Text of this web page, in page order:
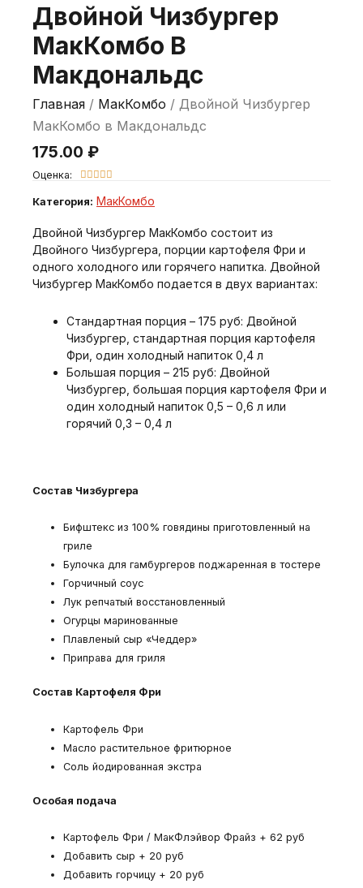
Двойной Чизбургер
МакКомбо В
Макдональдс
Главная / МакКомбо / Двойной Чизбургер
МакКомбо в Макдональдс
175.00 ₽
Оценка: 
Категория: МакКомбо
Двойной Чизбургер МакКомбо состоит из
Двойного Чизбургера, порции картофеля Фри и
одного холодного или горячего напитка. Двойной
Чизбургер МакКомбо подается в двух вариантах:
Стандартная порция – 175 руб: Двойной
Чизбургер, стандартная порция картофеля
Фри, один холодный напиток 0,4 л
Большая порция – 215 руб: Двойной
Чизбургер, большая порция картофеля Фри и
один холодный напиток 0,5 – 0,6 л или
горячий 0,3 – 0,4 л
Состав Чизбургера
Бифштекс из 100% говядины приготовленный на
гриле
Булочка для гамбургеров поджаренная в тостере
Горчичный соус
Лук репчатый восстановленный
Огурцы маринованные
Плавленый сыр «Чеддер»
Приправа для гриля
Состав Картофеля Фри
Картофель Фри
Масло растительное фритюрное
Соль йодированная экстра
Особая подача
Картофель Фри / МакФлэйвор Фрайз + 62 руб
Добавить сыр + 20 руб
Добавить горчицу + 20 руб